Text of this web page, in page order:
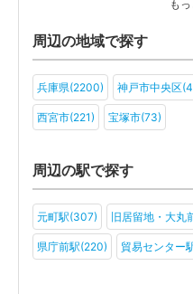
旅行・ホテル(25) アミュー
社会福祉法人(12) 医療法人
一般社団法人(16) その他(11)
も
周辺の地域で探す
兵庫県(2200) 神戸市中央区
西宮市(221) 宝塚市(73)
周辺の駅で探す
元町駅(307) 旧居留地・大丸
県庁前駅(220) 貿易センター